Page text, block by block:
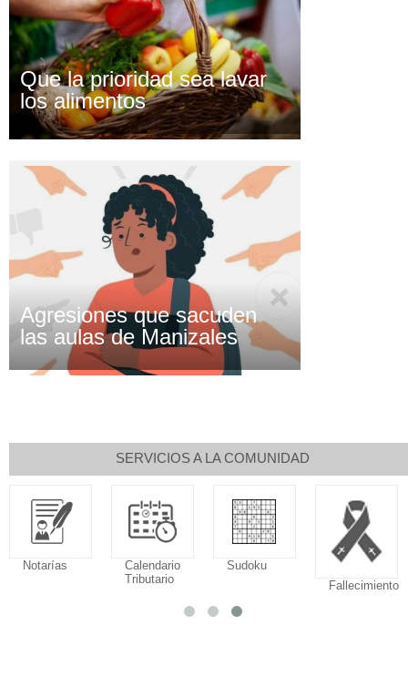
Que la prioridad sea lavar
los alimentos
Agresiones que sacuden
las aulas de Manizales
SERVICIOS A LA COMUNIDAD
Horoscopo Aeropuerto
Indicadores
Droguerías